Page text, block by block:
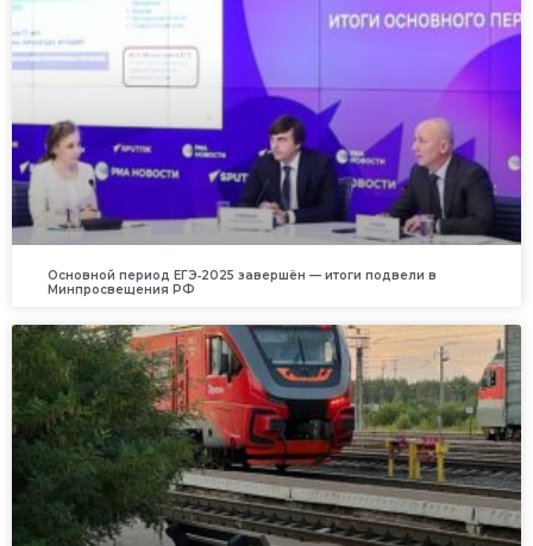
Основной период ЕГЭ‑2025 завершён — итоги подвели в
Минпросвещения РФ